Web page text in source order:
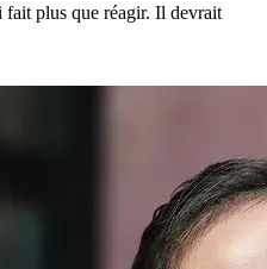
fait plus que réagir. Il devrait